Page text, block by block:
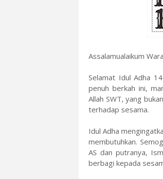
Assalamualaikum
Selamat Idul Adha
penuh berkah ini,
Allah SWT, yang
terhadap sesama.
Idul Adha
membutuhkan.
AS dan putranya,
berbagi kepada